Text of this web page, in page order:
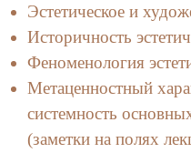
Эстетическое и
Историчность
Феноменология
Метаценностный
системность
(заметки на полях